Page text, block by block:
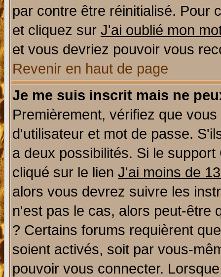
par contre être réinitialisé. Pour
et cliquez sur J'ai oublié mon
et vous devriez pouvoir vous
Revenir en haut de page
Je me suis inscrit mais ne
Premièrement, vérifiez que
d'utilisateur et mot de passe.
a deux possibilités. Si le
cliqué sur le lien J'ai moins de
alors vous devrez suivre les
n'est pas le cas, alors peut-être
? Certains forums requièrent
soient activés, soit par vous-
pouvoir vous connecter.